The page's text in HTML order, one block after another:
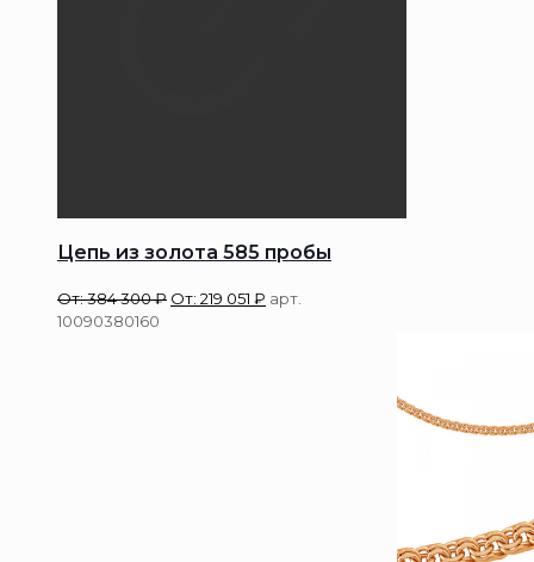
Цепь из золота 585 пробы
От:384 300₽ От: 219 051 ₽ арт.
10090380160